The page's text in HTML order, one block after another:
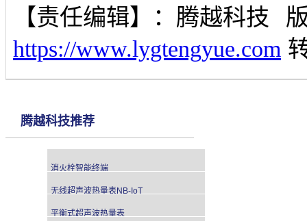
【责任编辑】： 腾越科技
https://www.lygtengyue.com
腾越科技推荐
消火栓智能终端
无线超声波热量表NB-IoT
平衡式超声波热量表